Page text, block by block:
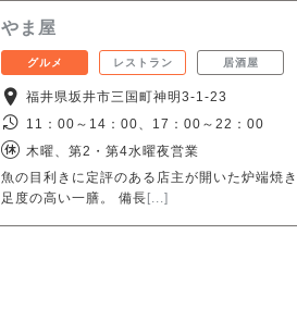
やま屋
グルメ レストラン 居酒屋
福井県坂井市三国町神明3-1-23
11：00～14：00、17：00～22：00
木曜、第2・第4水曜夜営業
魚の目利きに定評のある店主が開いた炉端焼
足度の高い一膳。 備長 [...]